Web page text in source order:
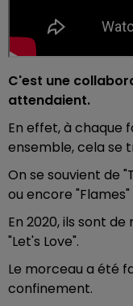
C'est une
attendaient.
En effet, à chaque
ensemble, cela se
On se souvient de
ou encore "Flames"
En 2020, ils sont
"Let's Love".
Le morceau a été
confinement.